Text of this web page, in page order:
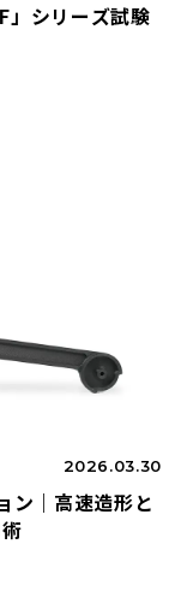
」シリーズ試験
2026.03.30
ン｜高速造形と